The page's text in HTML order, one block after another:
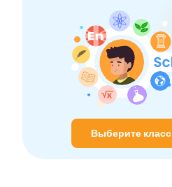
Выберите класс